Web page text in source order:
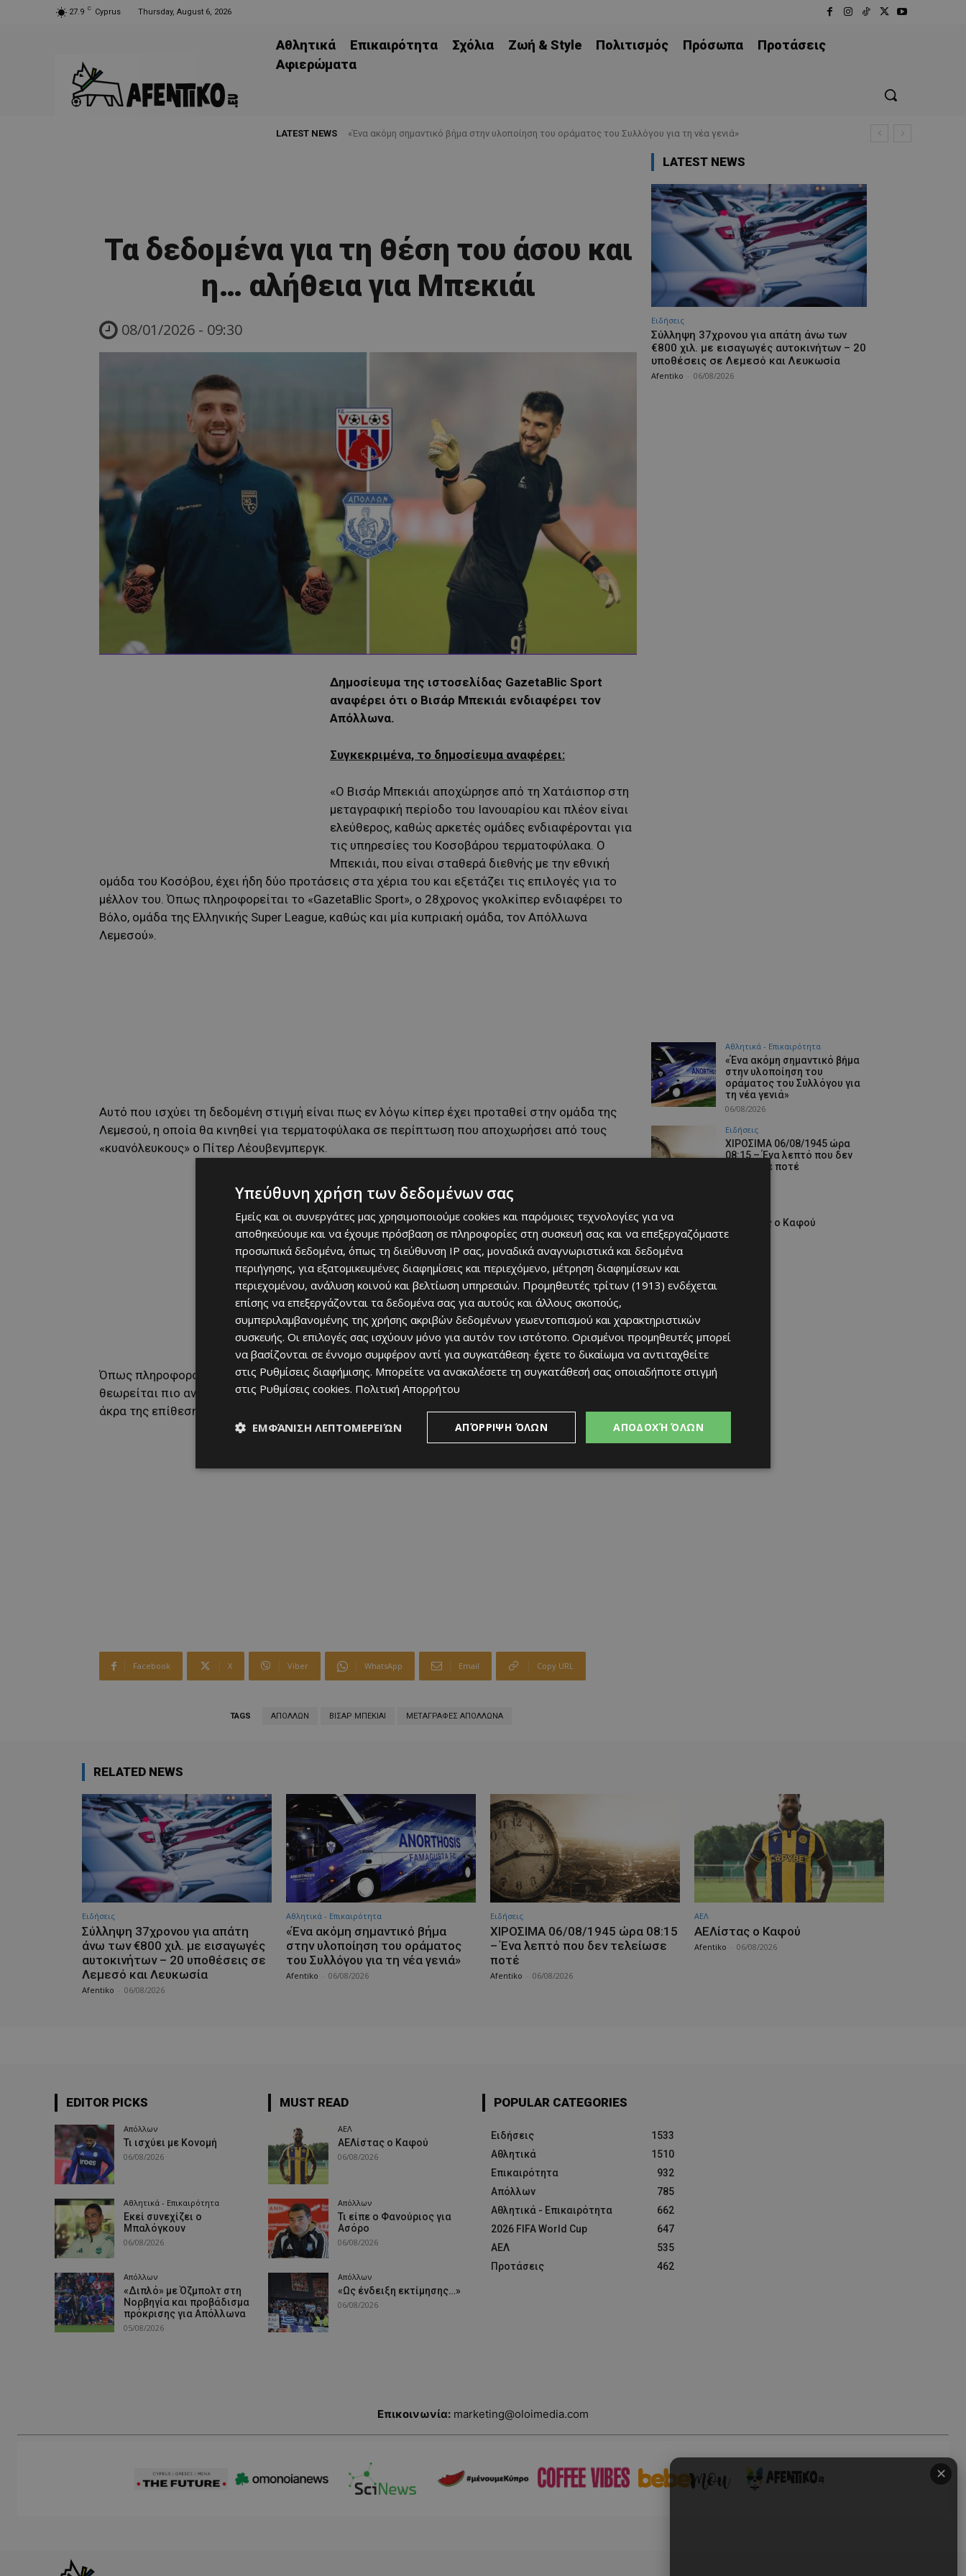
27.9 C Cyprus Thursday, August 6, 2026
Αθλητικά Επικαιρότητα Σχόλια Ζωή & Style Πολιτισμός Πρόσωπα
Προτάσεις
Aφιερώματα
LATEST NEWS «Ένα ακόμη σημαντικό βήμα στην υλοποίηση του οράματος του Συλλόγου για τη νέα γενιά»
Τα δεδομένα για τη θέση του άσου και
η… αλήθεια για Μπεκιάι
08/01/2026 - 09:30
Δημοσίευμα της ιστοσελίδας GazetaBlic Sport
αναφέρει ότι ο Βισάρ Μπεκιάι ενδιαφέρει τον
Απόλλωνα.
Συγκεκριμένα, το δημοσίευμα αναφέρει:
«Ο Βισάρ Μπεκιάι αποχώρησε από τη Χατάισπορ στη
μεταγραφική περίοδο του Ιανουαρίου και πλέον είναι
ελεύθερος, καθώς αρκετές ομάδες ενδιαφέρονται για
τις υπηρεσίες του Κοσοβάρου τερματοφύλακα. Ο
Μπεκιάι, που είναι σταθερά διεθνής με την εθνική
ομάδα του Κοσόβου, έχει ήδη δύο προτάσεις στα χέρια του και εξετάζει τις επιλογές για το
μέλλον του. Όπως πληροφορείται το «GazetaBlic Sport», ο 28χρονος γκολκίπερ ενδιαφέρει το
Βόλο, ομάδα της Ελληνικής Super League, καθώς και μία κυπριακή ομάδα, τον Απόλλωνα
Λεμεσού».
Αυτό που ισχύει τη δεδομένη στιγμή είναι πως εν λόγω κίπερ έχει προταθεί στην ομάδα της
Λεμεσού, η οποία θα κινηθεί για τερματοφύλακα σε περίπτωση που αποχωρήσει από τους
«κυανόλευκους» ο Πίτερ Λέουβενμπεργκ.
Όπως πληροφορούμαστε, προτεραιότητα θα είναι ωστόσο η απόκτηση Κύπριου κήπερ, αφού
θεωρείται πιο αναγκαία η ενίσχυση με ξένο/κοινοτικό ποδοσφαιριστή που θα αγωνίζεται στα
άκρα της επίθεσης παρά η απόκτηση ξένου/κοινοτικού τερματοφύλακα.
Facebook X Viber WhatsApp Email Copy URL
TAGS ΑΠΟΛΛΩΝ ΒΙΣΑΡ ΜΠΕΚΙΑΙ ΜΕΤΑΓΡΑΦΕΣ ΑΠΟΛΛΩΝΑ
LATEST NEWS
Ειδήσεις
Σύλληψη 37χρονου για απάτη άνω των
€800 χιλ. με εισαγωγές αυτοκινήτων – 20
υποθέσεις σε Λεμεσό και Λευκωσία
Afentiko 06/08/2026
Αθλητικά - Επικαιρότητα
«Ένα ακόμη σημαντικό βήμα
στην υλοποίηση του
οράματος του Συλλόγου για
τη νέα γενιά»
06/08/2026
Ειδήσεις
ΧΙΡΟΣΙΜΑ 06/08/1945 ώρα
08:15 – Ένα λεπτό που δεν
τελείωσε ποτέ
ΑΕΛίστας ο Καφού
06/08/2026
RELATED NEWS
Ειδήσεις
Σύλληψη 37χρονου για απάτη
άνω των €800 χιλ. με εισαγωγές
αυτοκινήτων – 20 υποθέσεις σε
Λεμεσό και Λευκωσία
Afentiko 06/08/2026
Αθλητικά - Επικαιρότητα
«Ένα ακόμη σημαντικό βήμα
στην υλοποίηση του οράματος
του Συλλόγου για τη νέα γενιά»
Afentiko 06/08/2026
Ειδήσεις
ΧΙΡΟΣΙΜΑ 06/08/1945 ώρα 08:15
– Ένα λεπτό που δεν τελείωσε
ποτέ
Afentiko 06/08/2026
ΑΕΛ
ΑΕΛίστας ο Καφού
Afentiko 06/08/2026
EDITOR PICKS
Απόλλων
Τι ισχύει με Κονομή
06/08/2026
Αθλητικά - Επικαιρότητα
Εκεί συνεχίζει ο
Μπαλόγκουν
06/08/2026
Απόλλων
«Διπλό» με Όζμπολτ στη
Νορβηγία και προβάδισμα
πρόκρισης για Απόλλωνα
05/08/2026
MUST READ
ΑΕΛ
ΑΕΛίστας ο Καφού
06/08/2026
Απόλλων
Τι είπε ο Φανούριος για
Ασόρο
06/08/2026
Απόλλων
«Ως ένδειξη εκτίμησης…»
06/08/2026
POPULAR CATEGORIES
Ειδήσεις
1533
Αθλητικά
1510
Επικαιρότητα
932
Απόλλων
785
Αθλητικά - Επικαιρότητα
662
2026 FIFA World Cup
647
ΑΕΛ
535
Προτάσεις
462
Επικοινωνία: marketing@oloimedia.com
✕
Υπεύθυνη χρήση των δεδομένων σας
Εμείς και οι συνεργάτες μας χρησιμοποιούμε cookies και παρόμοιες τεχνολογίες για να
αποθηκεύουμε και να έχουμε πρόσβαση σε πληροφορίες στη συσκευή σας και να επεξεργαζόμαστε
προσωπικά δεδομένα, όπως τη διεύθυνση IP σας, μοναδικά αναγνωριστικά και δεδομένα
περιήγησης, για εξατομικευμένες διαφημίσεις και περιεχόμενο, μέτρηση διαφημίσεων και
περιεχομένου, ανάλυση κοινού και βελτίωση υπηρεσιών. Προμηθευτές τρίτων (1913) ενδέχεται
επίσης να επεξεργάζονται τα δεδομένα σας για αυτούς και άλλους σκοπούς,
συμπεριλαμβανομένης της χρήσης ακριβών δεδομένων γεωεντοπισμού και χαρακτηριστικών
συσκευής. Οι επιλογές σας ισχύουν μόνο για αυτόν τον ιστότοπο. Ορισμένοι προμηθευτές μπορεί
να βασίζονται σε έννομο συμφέρον αντί για συγκατάθεση· έχετε το δικαίωμα να αντιταχθείτε
στις Ρυθμίσεις διαφήμισης. Μπορείτε να ανακαλέσετε τη συγκατάθεσή σας οποιαδήποτε στιγμή
στις Ρυθμίσεις cookies. Πολιτική Απορρήτου
ΑΠΟΔΟΧΉ ΌΛΩΝ
ΑΠΌΡΡΙΨΗ ΌΛΩΝ
ΕΜΦΆΝΙΣΗ ΛΕΠΤΟΜΕΡΕΙΏΝ